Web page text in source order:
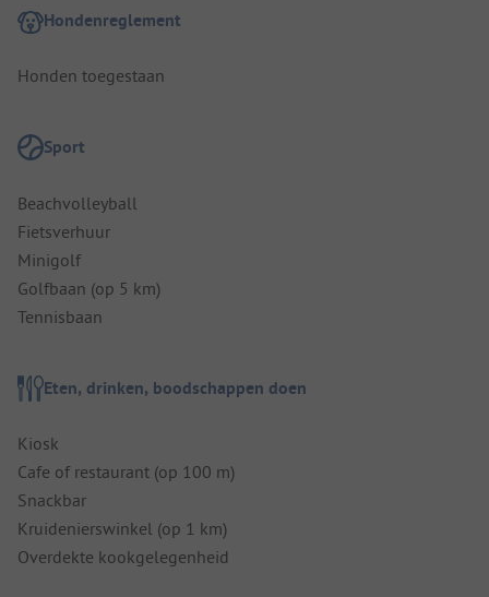
Hondenreglement
Honden toegestaan
Sport
Beachvolleyball
Fietsverhuur
Minigolf
Golfbaan (op 5 km)
Tennisbaan
Eten, drinken, boodschappen doen
Kiosk
Cafe of restaurant (op 100 m)
Snackbar
Kruidenierswinkel (op 1 km)
Overdekte kookgelegenheid